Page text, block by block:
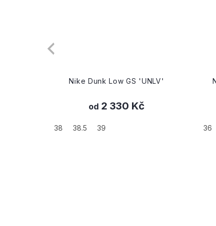
Nike Wmns Dunk Low Disrupt
od 1 920 Kč
36 37.5 38 35.5